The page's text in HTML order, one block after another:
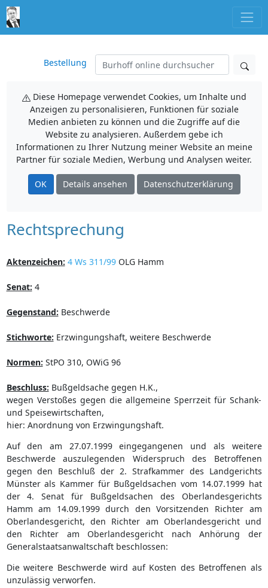
Bestellung
Diese Homepage verwendet Cookies, um Inhalte und
Anzeigen zu personalisieren, Funktionen für soziale
Medien anbieten zu können und die Zugriffe auf die
Website zu analysieren. Außerdem gebe ich
Informationen zu Ihrer Nutzung meiner Website an meine
Partner für soziale Medien, Werbung und Analysen weiter.
OK Details ansehen Datenschutzerklärung
Rechtsprechung
Aktenzeichen: 4 Ws 311/99OLG Hamm
Senat: 4
Gegenstand: Beschwerde
Stichworte: Erzwingungshaft, weitere Beschwerde
Normen: StPO 310, OWiG 96
Beschluss: Bußgeldsache gegen H.K.,
wegen Verstoßes gegen die allgemeine Sperrzeit für Schank-
und Speisewirtschaften,
hier: Anordnung von Erzwingungshaft.
Auf den am 27.07.1999 eingegangenen und als weitere
Beschwerde auszulegenden Widerspruch des Betroffenen
gegen den Beschluß der 2. Strafkammer des Landgerichts
Münster als Kammer für Bußgeldsachen vom 14.07.1999 hat
der 4. Senat für Bußgeldsachen des Oberlandesgerichts
Hamm am 14.09.1999 durch den Vorsitzenden Richter am
Oberlandesgericht, den Richter am Oberlandesgericht und
den Richter am Oberlandesgericht nach Anhörung der
Generalstaatsanwaltschaft beschlossen:
Die weitere Beschwerde wird auf Kosten des Betroffenen als
unzulässig verworfen.